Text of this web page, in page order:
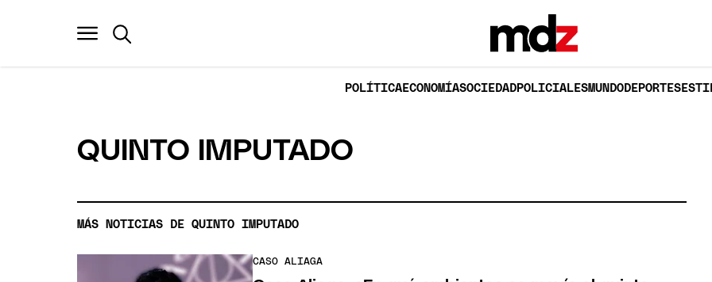
POLÍTICAECONOMÍASOCIEDADPOLICIALESMUNDODEPORTES
QUINTO IMPUTADO
MÁS NOTICIAS DE QUINTO IMPUTADO
CASO ALIAGA